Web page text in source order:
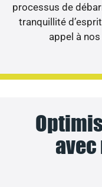
processus de
tranquillité
appel à
avec